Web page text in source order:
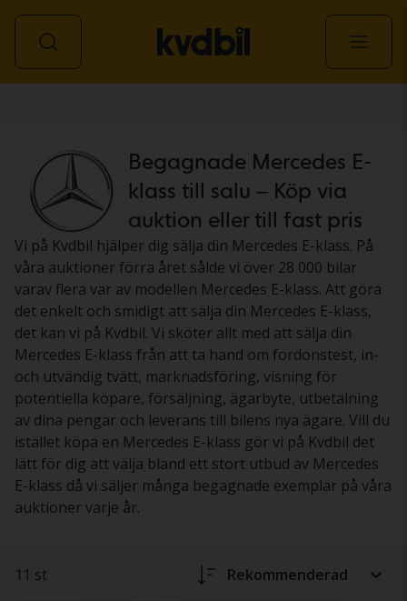
Begagnade Mercedes E-
klass till salu – Köp via
auktion eller till fast pris
Vi på Kvdbil hjälper dig sälja din Mercedes E-klass. På
våra auktioner förra året sålde vi över 28 000 bilar
varav flera var av modellen Mercedes E-klass. Att göra
det enkelt och smidigt att sälja din Mercedes E-klass,
det kan vi på Kvdbil. Vi sköter allt med att sälja din
Mercedes E-klass från att ta hand om fordonstest, in-
och utvändig tvätt, marknadsföring, visning för
potentiella köpare, försäljning, ägarbyte, utbetalning
av dina pengar och leverans till bilens nya ägare. Vill du
istället köpa en Mercedes E-klass gör vi på Kvdbil det
lätt för dig att välja bland ett stort utbud av Mercedes
E-klass då vi säljer många begagnade exemplar på våra
auktioner varje år.
11 st Rekommenderad